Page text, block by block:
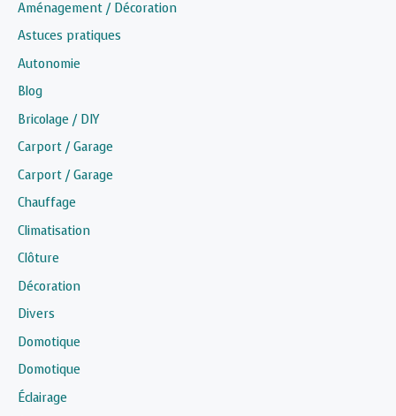
Aménagement / Décoration
Astuces pratiques
Autonomie
Blog
Bricolage / DIY
Carport / Garage
Carport / Garage
Chauffage
Climatisation
Clôture
Décoration
Divers
Domotique
Domotique
Éclairage